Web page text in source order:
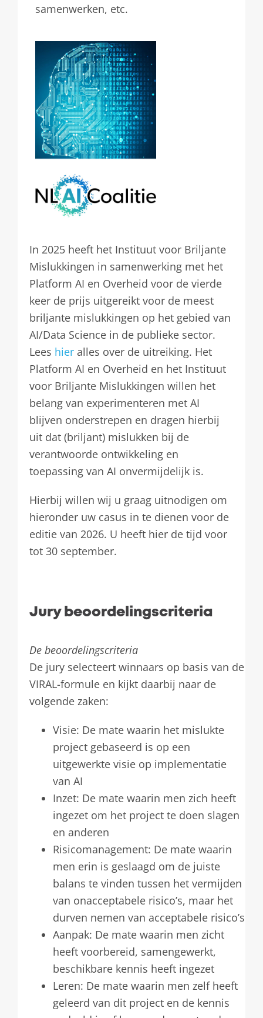
samenwerken, etc.
In 2025 heeft het Instituut voor Briljante
Mislukkingen in samenwerking met het
Platform AI en Overheid voor de vierde
keer de prijs uitgereikt voor de meest
briljante mislukkingen op het gebied van
AI/Data Science in de publieke sector.
Lees hieralles over de uitreiking. Het
Platform AI en Overheid en het Instituut
voor Briljante Mislukkingen willen het
belang van experimenteren met AI
blijven onderstrepen en dragen hierbij
uit dat (briljant) mislukken bij de
verantwoorde ontwikkeling en
toepassing van AI onvermijdelijk is.
Hierbij willen wij u graag uitnodigen om
hieronder uw casus in te dienen voor de
editie van 2026. U heeft hier de tijd voor
tot 30 september.
Jury beoordelingscriteria
De beoordelingscriteria
De jury selecteert winnaars op basis van de
VIRAL-formule en kijkt daarbij naar de
volgende zaken:
Visie: De mate waarin het mislukte
project gebaseerd is op een
uitgewerkte visie op implementatie
van AI
Inzet: De mate waarin men zich heeft
ingezet om het project te doen slagen
en anderen
Risicomanagement: De mate waarin
men erin is geslaagd om de juiste
balans te vinden tussen het vermijden
van onacceptabele risico’s, maar het
durven nemen van acceptabele risico’s
Aanpak: De mate waarin men zicht
heeft voorbereid, samengewerkt,
beschikbare kennis heeft ingezet
Leren: De mate waarin men zelf heeft
geleerd van dit project en de kennis